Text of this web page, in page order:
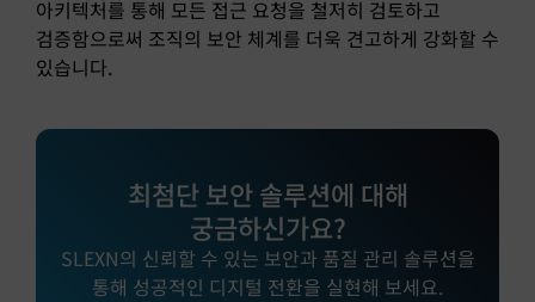
아키텍처를 통해 모든 접근 요청을 철저히 검토하고
검증함으로써 조직의 보안 체계를 더욱 견고하게 강화할 수
있습니다.
최첨단 보안 솔루션에 대해
궁금하신가요?
SLEXN의 신뢰할 수 있는 보안과 품질 관리 솔루션을
통해 성공적인 디지털 전환을 실현해 보세요.